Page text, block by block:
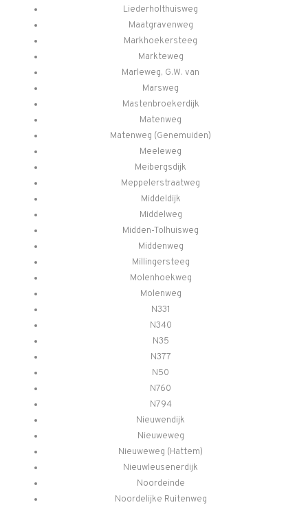
Liederholthuisweg
Maatgravenweg
Markhoekersteeg
Markteweg
Marleweg, G.W. van
Marsweg
Mastenbroekerdijk
Matenweg
Matenweg (Genemuiden)
Meeleweg
Meibergsdijk
Meppelerstraatweg
Middeldijk
Middelweg
Midden-Tolhuisweg
Middenweg
Millingersteeg
Molenhoekweg
Molenweg
N331
N340
N35
N377
N50
N760
N794
Nieuwendijk
Nieuweweg
Nieuweweg (Hattem)
Nieuwleusenerdijk
Noordeinde
Noordelijke Ruitenweg